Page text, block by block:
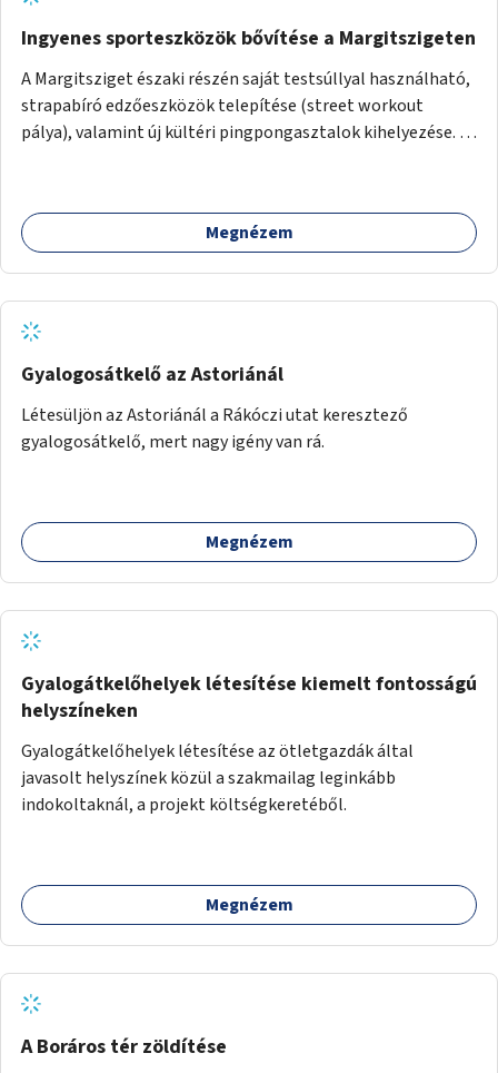
Ingyenes sporteszközök bővítése a Margitszigeten
A Margitsziget északi részén saját testsúllyal használható,
strapabíró edzőeszközök telepítése (street workout
pálya), valamint új kültéri pingpongasztalok kihelyezése. A
népszerű, ingyenes sportolási lehetőség válna elérhetővé a
sziget északi felén, ahol jelenleg egyetlen asztal sem
Megnézem
Gyalogosátkelő az Astoriánál
Létesüljön az Astoriánál a Rákóczi utat keresztező
gyalogosátkelő, mert nagy igény van rá.
Megnézem
Gyalogátkelőhelyek létesítése kiemelt fontosságú
helyszíneken
Gyalogátkelőhelyek létesítése az ötletgazdák által
javasolt helyszínek közül a szakmailag leginkább
indokoltaknál, a projekt költségkeretéből.
Megnézem
A Boráros tér zöldítése